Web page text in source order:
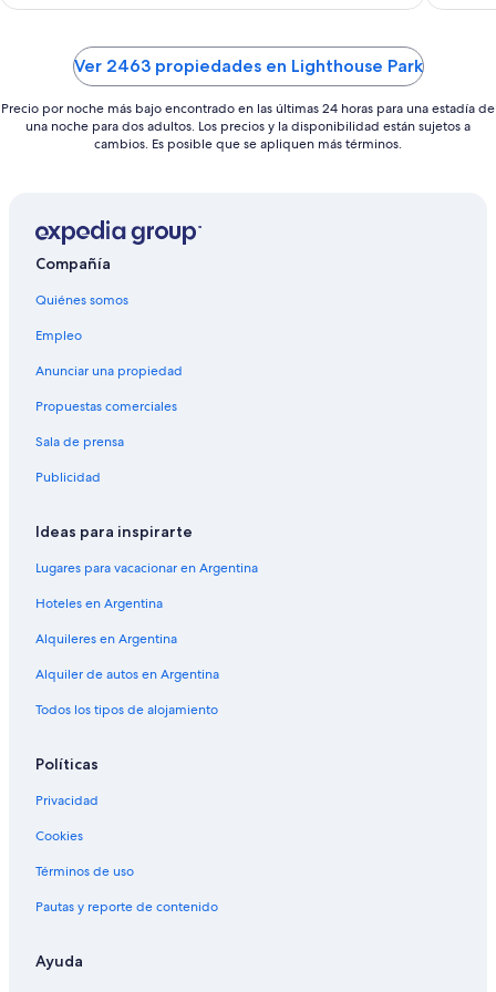
Ver 2463 propiedades en Lighthouse Park
Precio por noche más bajo encontrado en las últimas 24 horas para una estadía de
una noche para dos adultos. Los precios y la disponibilidad están sujetos a
cambios. Es posible que se apliquen más términos.
Compañía
Quiénes somos
Empleo
Anunciar una propiedad
Propuestas comerciales
Sala de prensa
Publicidad
Ideas para inspirarte
Lugares para vacacionar en Argentina
Hoteles en Argentina
Alquileres en Argentina
Alquiler de autos en Argentina
Todos los tipos de alojamiento
Políticas
Privacidad
Cookies
Términos de uso
Pautas y reporte de contenido
Ayuda